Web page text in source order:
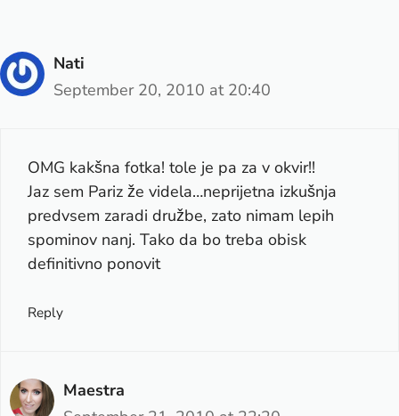
Nati
September 20, 2010 at 20:40
OMG kakšna fotka! tole je pa za v okvir!!
Jaz sem Pariz že videla…neprijetna izkušnja
predvsem zaradi družbe, zato nimam lepih
spominov nanj. Tako da bo treba obisk
definitivno ponovit
Reply
Maestra